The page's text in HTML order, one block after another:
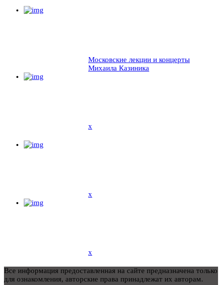
Московские лекции и концерты
Михаила Казиника
x
x
x
Все информация предоставленная на сайте предназначена только
для ознакомления, авторские права принадлежат их авторам.